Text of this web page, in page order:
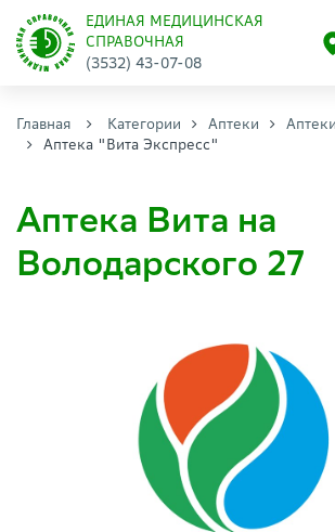
ЕДИНАЯ МЕДИЦИНСКАЯ
СПРАВОЧНАЯ
(3532) 43-07-08
Главная Категории Аптеки
Аптека "Вита Экспресс"
Аптека Вита на
Володарского 27